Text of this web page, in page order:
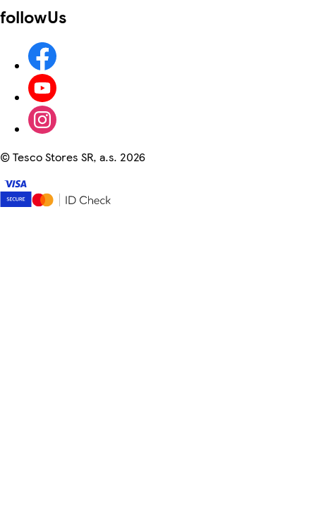
followUs
©Tesco Stores SR, a.s. 2026